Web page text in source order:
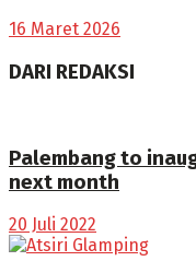
16 Maret 2026
DARI REDAKSI
Palembang to
next month
20 Juli 2022